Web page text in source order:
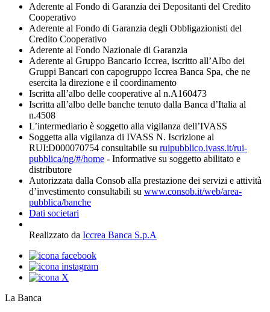
Aderente al Fondo di Garanzia dei Depositanti del Credito
Cooperativo
Aderente al Fondo di Garanzia degli Obbligazionisti del
Credito Cooperativo
Aderente al Fondo Nazionale di Garanzia
Aderente al Gruppo Bancario Iccrea, iscritto all’Albo dei
Gruppi Bancari con capogruppo Iccrea Banca Spa, che ne
esercita la direzione e il coordinamento
Iscritta all’albo delle cooperative al n.A160473
Iscritta all’albo delle banche tenuto dalla Banca d’Italia al
n.4508
L’intermediario è soggetto alla vigilanza dell’IVASS
Soggetta alla vigilanza di IVASS N. Iscrizione al
RUI:D000070754 consultabile su ruipubblico.ivass.it/rui-
pubblica/ng/#/home - Informative su soggetto abilitato e
distributore
Autorizzata dalla Consob alla prestazione dei servizi e attività
d’investimento consultabili su www.consob.it/web/area-
pubblica/banche
Dati societari
Realizzato da Iccrea Banca S.p.A
La Banca